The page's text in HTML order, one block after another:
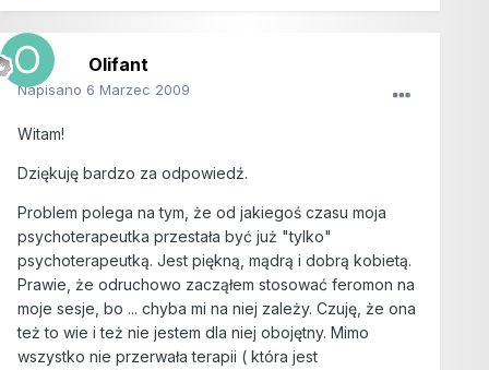
Olifant
Napisano 6 Marzec 2009
Witam!
Dziękuję bardzo za odpowiedź.
Problem polega na tym, że od jakiegoś czasu moja
psychoterapeutka przestała być już "tylko"
psychoterapeutką. Jest piękną, mądrą i dobrą kobietą.
Prawie, że odruchowo zacząłem stosować feromon na
moje sesje, bo ... chyba mi na niej zależy. Czuję, że ona
też to wie i też nie jestem dla niej obojętny. Mimo
wszystko nie przerwała terapii ( która jest